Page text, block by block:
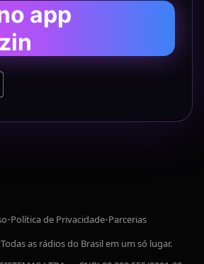
app
•Política de Privacidade•Parcerias
as rádios do Brasil em um só lugar.